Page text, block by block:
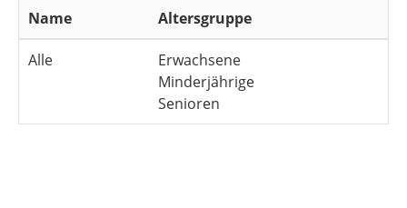
Name Altersgruppe
Alle
Erwachsene
Minderjährige
Senioren